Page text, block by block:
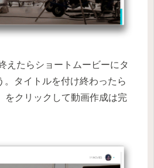
えたらショートムービーにタ
。タイトルを付け終わったら
をクリックして動画作成は完